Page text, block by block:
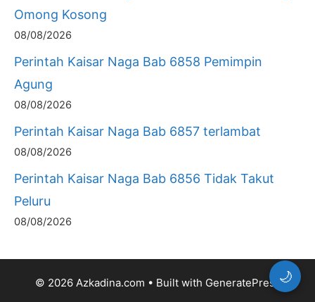
Omong Kosong
08/08/2026
Perintah Kaisar Naga Bab 6858 Pemimpin
Agung
08/08/2026
Perintah Kaisar Naga Bab 6857 terlambat
08/08/2026
Perintah Kaisar Naga Bab 6856 Tidak Takut
Peluru
08/08/2026
© 2026 Azkadina.com • Built with GeneratePress🌙